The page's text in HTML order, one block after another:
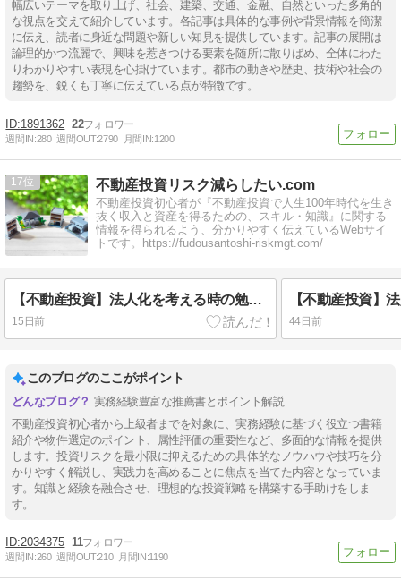
幅広いテーマを取り上げ、社会、建築、交通、金融、自然といった多角的
な視点を交えて紹介しています。各記事は具体的な事例や背景情報を簡潔
に伝え、読者に身近な問題や新しい知見を提供しています。記事の展開は
論理的かつ流麗で、興味を惹きつける要素を随所に散りばめ、全体にわた
りわかりやすい表現を心掛けています。都市の動きや歴史、技術や社会の
趨勢を、鋭くも丁寧に伝えている点が特徴です。
1891362 22
週間IN:280 週間OUT:2790 月間IN:1200
17 不動産投資リスク減らしたい.com
不動産投資初心者が『不動産投資で人生100年時代を生き
抜く収入と資産を得るための、スキル・知識』に関する
情報を得られるよう、分かりやすく伝えているWebサイ
トです。https://fudousantoshi-riskmgt.com/
【不動産投資】法人化を考える時の勉強に使えるオススメの本3選
15日前 44日前
このブログのここがポイント
実務経験豊富な推薦書とポイント解説
不動産投資初心者から上級者までを対象に、実務経験に基づく役立つ書籍
紹介や物件選定のポイント、属性評価の重要性など、多面的な情報を提供
します。投資リスクを最小限に抑えるための具体的なノウハウや技巧を分
かりやすく解説し、実践力を高めることに焦点を当てた内容となっていま
す。知識と経験を融合させ、理想的な投資戦略を構築する手助けをしま
す。
2034375 11
週間IN:260 週間OUT:210 月間IN:1190